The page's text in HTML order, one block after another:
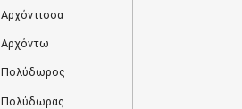
Αρχόντισσα
Αρχόντω
Πολύδωρος
Πολύδωρας